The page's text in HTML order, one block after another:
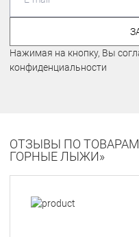
Нажимая на кнопку, Вы
конфиденциальности
ОТЗЫВЫ ПО
ГОРНЫЕ ЛЫЖИ»